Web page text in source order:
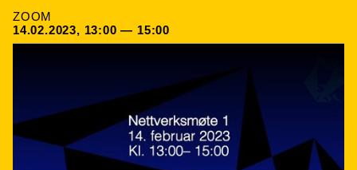
ZOOM
14.02.2023, 13:00 — 15:00